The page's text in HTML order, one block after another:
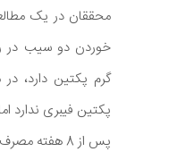
گرم پکتین دارد،
پکتین فیبری ندارد